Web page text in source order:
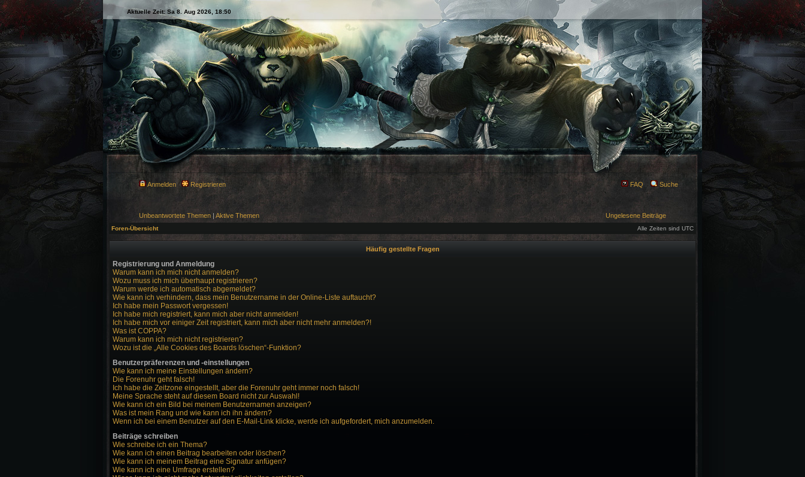
Aktuelle Zeit: Sa 8. Aug 2026, 18:50
Anmelden Registrieren FAQ Suche
Unbeantwortete Themen | Aktive Themen Ungelesene Beiträge
Foren-Übersicht Alle Zeiten sind UTC
Häufig gestellte Fragen
Registrierung und Anmeldung
Warum kann ich mich nicht anmelden?
Wozu muss ich mich überhaupt registrieren?
Warum werde ich automatisch abgemeldet?
Wie kann ich verhindern, dass mein Benutzername in der Online-Liste auftaucht?
Ich habe mein Passwort vergessen!
Ich habe mich registriert, kann mich aber nicht anmelden!
Ich habe mich vor einiger Zeit registriert, kann mich aber nicht mehr anmelden?!
Was ist COPPA?
Warum kann ich mich nicht registrieren?
Wozu ist die „Alle Cookies des Boards löschen“-Funktion?
Benutzerpräferenzen und -einstellungen
Wie kann ich meine Einstellungen ändern?
Die Forenuhr geht falsch!
Ich habe die Zeitzone eingestellt, aber die Forenuhr geht immer noch falsch!
Meine Sprache steht auf diesem Board nicht zur Auswahl!
Wie kann ich ein Bild bei meinem Benutzernamen anzeigen?
Was ist mein Rang und wie kann ich ihn ändern?
Wenn ich bei einem Benutzer auf den E-Mail-Link klicke, werde ich aufgefordert, mich anzumelden.
Beiträge schreiben
Wie schreibe ich ein Thema?
Wie kann ich einen Beitrag bearbeiten oder löschen?
Wie kann ich meinem Beitrag eine Signatur anfügen?
Wie kann ich eine Umfrage erstellen?